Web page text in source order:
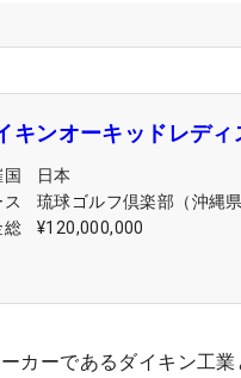
キンオーキッドレディ
国
日本
ス
琉球ゴルフ倶楽部（沖縄県
総
¥120,000,000
カーであるダイキン工